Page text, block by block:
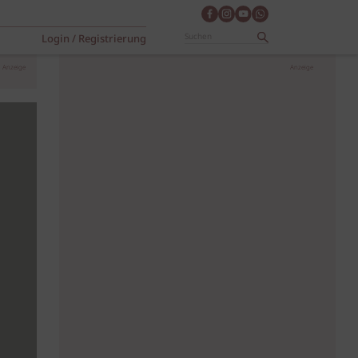
Login / Registrierung
Anzeige Anzeige